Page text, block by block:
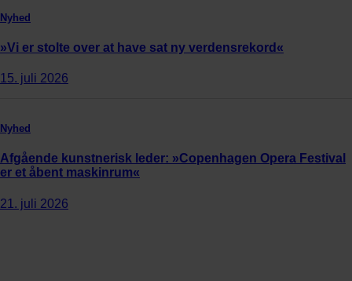
Nyhed
»Vi er stolte over at have sat ny verdensrekord«
15. juli 2026
Nyhed
Afgående kunstnerisk leder: »Copenhagen Opera Festival
er et åbent maskinrum«
21. juli 2026